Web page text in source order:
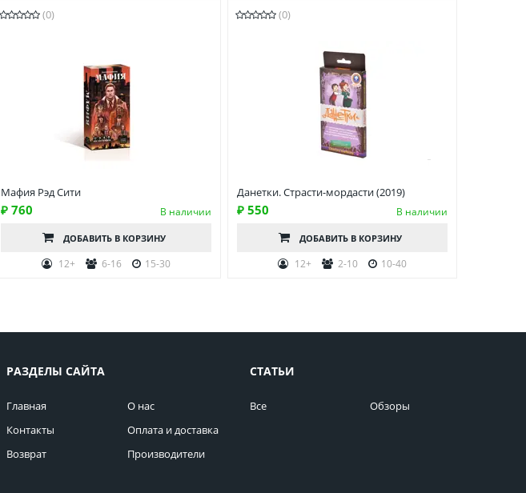
(0)
Мафия Рэд Сити
₽ 760 В наличии
ДОБАВИТЬ В КОРЗИНУ
12+ 6-16 15-30
(0)
Данетки. Cтрасти-мордасти (2019)
₽ 550 В наличии
ДОБАВИТЬ В КОРЗИНУ
12+ 2-10 10-40
РАЗДЕЛЫ САЙТА
Главная
О нас
Контакты
Оплата и доставка
Возврат
Производители
СТАТЬИ
Все Обзоры